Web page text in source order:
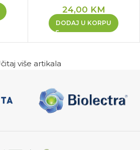
24,00 KM
DODAJ U KORPU
više artikala